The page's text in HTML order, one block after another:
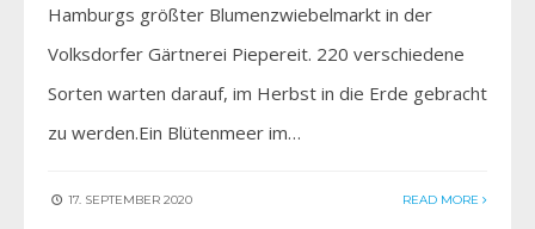
Hamburgs größter Blumenzwiebelmarkt in der
Volksdorfer Gärtnerei Piepereit. 220 verschiedene
Sorten warten darauf, im Herbst in die Erde gebracht
zu werden.Ein Blütenmeer im…
17. SEPTEMBER 2020 READ MORE